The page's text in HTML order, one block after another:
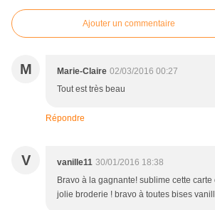
Ajouter un commentaire
M Marie-Claire 02/03/2016 00:27
Tout est très beau
Répondre
V vanille11 30/01/2016 18:38
Bravo à la gagnante! sublime cette carte
jolie broderie ! bravo à toutes bises